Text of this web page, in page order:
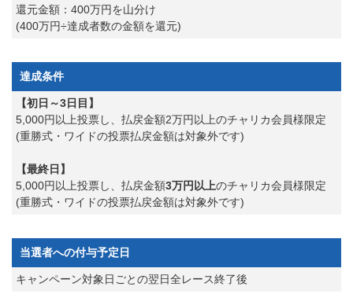
還元金額：400万円を山分け
(400万円÷達成者数の金額を還元)
達成条件
【初日～3日目】
5,000円以上投票し、払戻金額2万円以上のチャリカ会員様限定
(重勝式・ワイドの投票払戻金額は対象外です)
【最終日】
5,000円以上投票し、払戻金額3万円以上のチャリカ会員様限定
(重勝式・ワイドの投票払戻金額は対象外です)
当選者への付与予定日
キャンペーン対象日ごとの翌日全レース終了後